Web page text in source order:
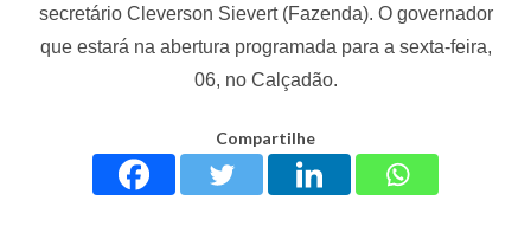
secretário Cleverson Sievert (Fazenda). O governador
que estará na abertura programada para a sexta-feira,
06, no Calçadão.
Compartilhe